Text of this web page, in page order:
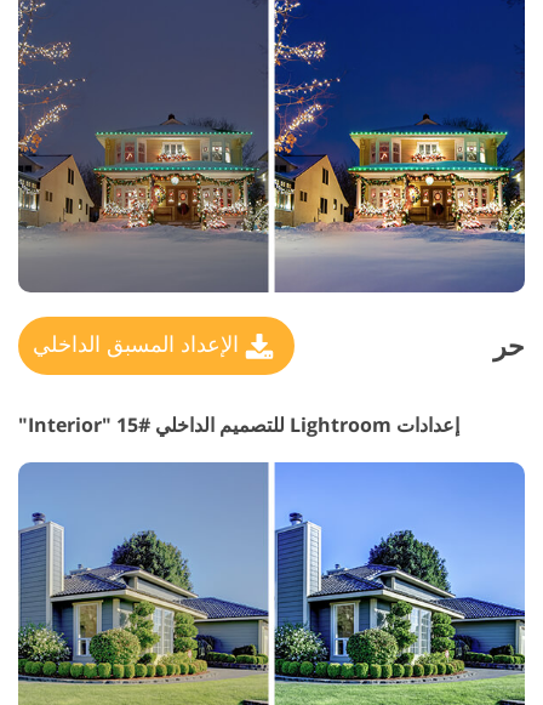
حر الإعداد المسبق الداخلي
إعدادات Lightroom للتصميم الداخلي #15 "Interior"